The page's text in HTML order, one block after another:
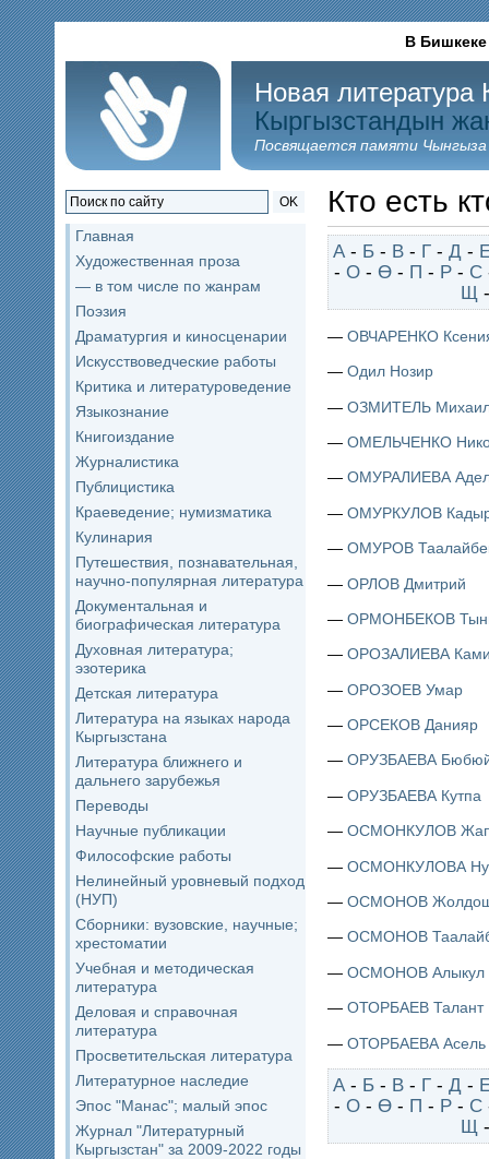
В Бишкеке
Новая литература
Кыргызстандын
Посвящается памяти
OK
Главная
Художественная проза
— в том числе по жанрам
Поэзия
Драматургия и киносценарии
Искусствоведческие работы
Критика и литературоведение
Языкознание
Книгоиздание
Журналистика
Публицистика
Краеведение; нумизматика
Кулинария
Путешествия, познавательная,
научно-популярная литература
Документальная и
биографическая литература
Духовная литература;
эзотерика
Детская литература
Литература на языках народа
Кыргызстана
Литература ближнего и
дальнего зарубежья
Переводы
Научные публикации
Философские работы
Нелинейный уровневый подход
(НУП)
Сборники: вузовские, научные;
хрестоматии
Учебная и методическая
литература
Деловая и справочная
литература
Просветительская литература
Литературное наследие
Эпос "Манас"; малый эпос
Журнал "Литературный
Кыргызстан" за 2009-2022 годы
Кто есть
А - Б - В - Г - Д -
- О- Ө- П - Р- С
Щ
— ОВЧАРЕНКО
— Одил Нозир
— ОЗМИТЕЛЬ
— ОМЕЛЬЧЕНКО
— ОМУРАЛИЕВА
— ОМУРКУЛОВ
— ОМУРОВ
— ОРЛОВ Дмитрий
— ОРМОНБЕКОВ
— ОРОЗАЛИЕВА
— ОРОЗОЕВ Умар
— ОРСЕКОВ Данияр
— ОРУЗБАЕВА
— ОРУЗБАЕВА Кутпа
— ОСМОНКУЛОВ
— ОСМОНКУЛОВА
— ОСМОНОВ
— ОСМОНОВ
— ОСМОНОВ Алыкул
— ОТОРБАЕВ Талант
— ОТОРБАЕВА Асель
А - Б - В - Г - Д -
- О- Ө- П - Р- С
Щ